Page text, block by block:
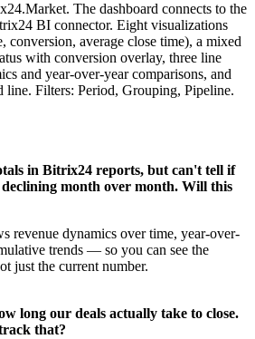
The dashboard connects to the
BI connector. Eight visualizations
conversion, average close time), a mixed
with conversion overlay, three line
and year-over-year comparisons, and
line. Filters: Period, Grouping, Pipeline.
in Bitrix24 reports, but can't tell if
month over month. Will this
revenue dynamics over time, year-over-
trends — so you can see the
just the current number.
long our deals actually take to close.
that?